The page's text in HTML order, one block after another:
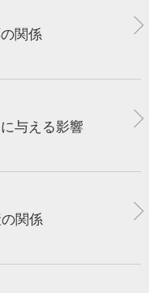
関係
与える影響
関係